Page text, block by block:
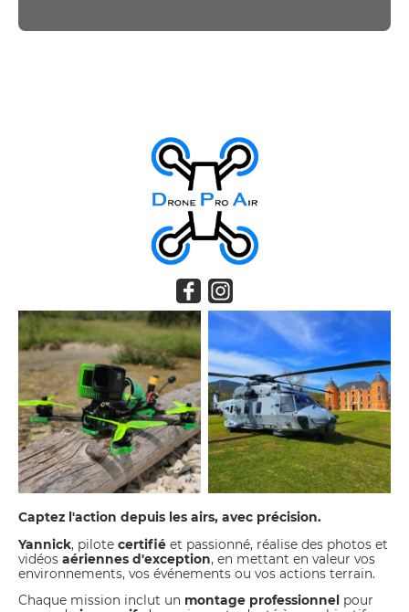
Captez l'action depuis les airs, avec précision.
Yannick, pilote certifié et passionné, réalise des photos et
vidéos aériennes d'exception, en mettant en valeur vos
environnements, vos événements ou vos actions terrain.
Chaque mission inclut un montage professionnel pour